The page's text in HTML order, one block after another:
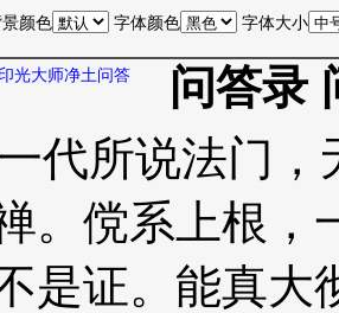
颜色 字体颜色 字体大小
印光大师净土问答
问答录
代所说法门，
。傥系上根，
是证。能真大